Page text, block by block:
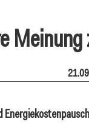
Meinung